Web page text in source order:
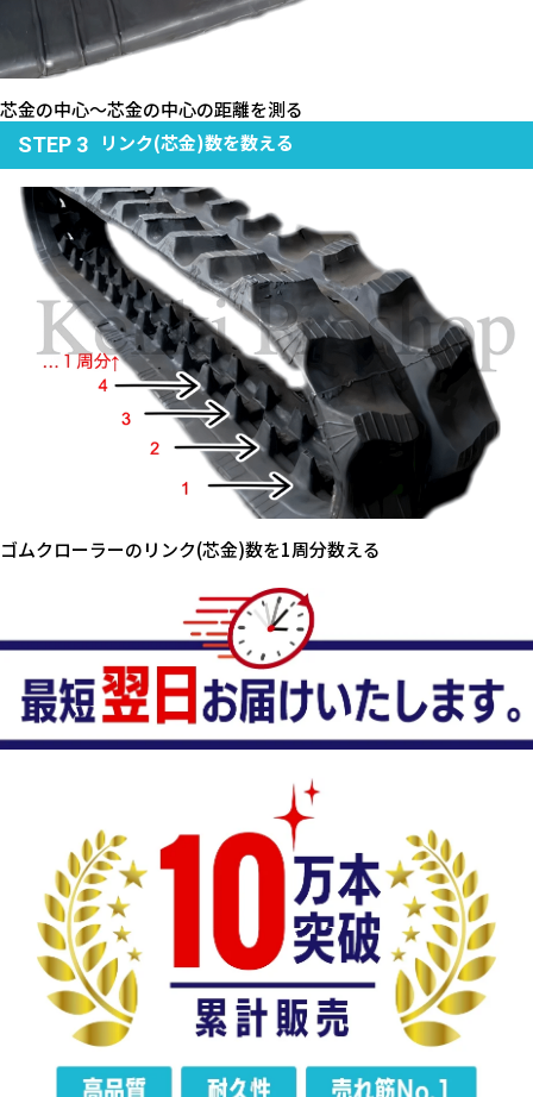
芯金の中心～芯金の中心の距離を測る
STEP 3
リンク(芯金)数を数える
ゴムクローラーのリンク(芯金)数を1周分数える